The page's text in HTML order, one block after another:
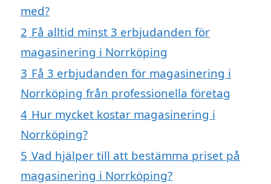
med?
2 Få alltid minst 3 erbjudanden för
magasinering i Norrköping
3 Få 3 erbjudanden för magasinering i
Norrköping från professionella företag
4 Hur mycket kostar magasinering i
Norrköping?
5 Vad hjälper till att bestämma priset på
magasinering i Norrköping?